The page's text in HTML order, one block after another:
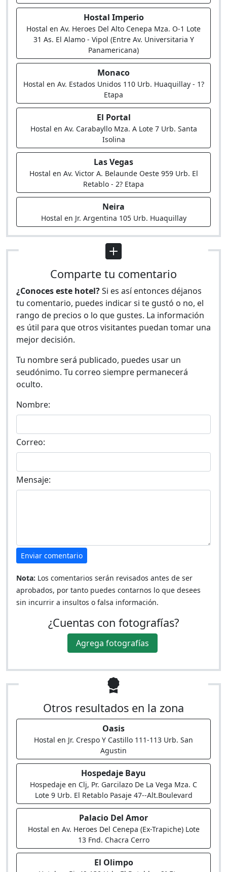
Hostal Imperio
Hostal en Av. Heroes Del Alto Cenepa Mza. O-1 Lote
31 As. El Alamo - Vipol (Entre Av. Universitaria Y
Panamericana)
Monaco
Hostal en Av. Estados Unidos 110 Urb. Huaquillay - 1?
Etapa
El Portal
Hostal en Av. Carabayllo Mza. A Lote 7 Urb. Santa
Isolina
Las Vegas
Hostal en Av. Victor A. Belaunde Oeste 959 Urb. El
Retablo - 2? Etapa
Neira
Hostal en Jr. Argentina 105 Urb. Huaquillay
Comparte tu comentario
¿Conoces este hotel?Si es así entonces déjanos
tu comentario, puedes indicar si te gustó o no, el
rango de precios o lo que gustes. La información
es útil para que otros visitantes puedan tomar una
mejor decisión.
Tu nombre será publicado, puedes usar un
seudónimo. Tu correo siempre permanecerá
oculto.
Nombre:
Correo:
Mensaje:
Enviar comentario
Nota: Los comentarios serán revisados antes de ser
aprobados, por tanto puedes contarnos lo que desees
sin incurrir a insultos o falsa información.
¿Cuentas con fotografías?
Agrega fotografías
Otros resultados en la zona
Oasis
Hostal en Jr. Crespo Y Castillo 111-113 Urb. San
Agustin
Hospedaje Bayu
Hospedaje en Clj, Pr. Garcilazo De La Vega Mza. C
Lote 9 Urb. El Retablo Pasaje 47--Alt.Boulevard
Palacio Del Amor
Hostal en Av. Heroes Del Cenepa (Ex-Trapiche) Lote
13 Fnd. Chacra Cerro
El Olimpo